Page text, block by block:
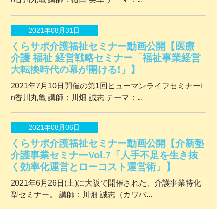
2021年08月31日
くらサポ介護福祉セミナー動画公開【医療
介護 福祉 経営戦略セミナー「福祉事業経営
大転換時代の幕が開ける!」】
2021年7月10日開催の第1回ヒューマンライフセミナーi
n香川丸亀 講師：川畑 誠志 テーマ：...
2021年08月06日
くらサポ介護福祉セミナー動画公開【介新塾
介護事業セミナーVol.7「人手不足を生き抜
く効率化運営とローコスト運営術」】
2021年6月26日(土)に大阪で開催された、介護事業特化
型セミナー。 講師：川畑 誠志（カワバ...